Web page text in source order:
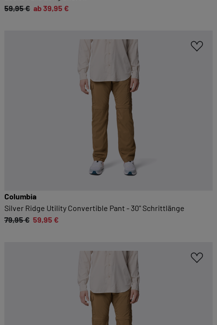
59,95 € ab 39,95 €
Columbia
Silver Ridge Utility Convertible Pant - 30" Schrittlänge
79,95 € 59,95 €